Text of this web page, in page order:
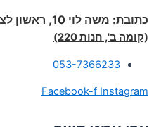
כתובת: משה לוי 10, ראשון לציון
(קומה ב', חנות 220)
053-7366233
Facebook-f Instagram